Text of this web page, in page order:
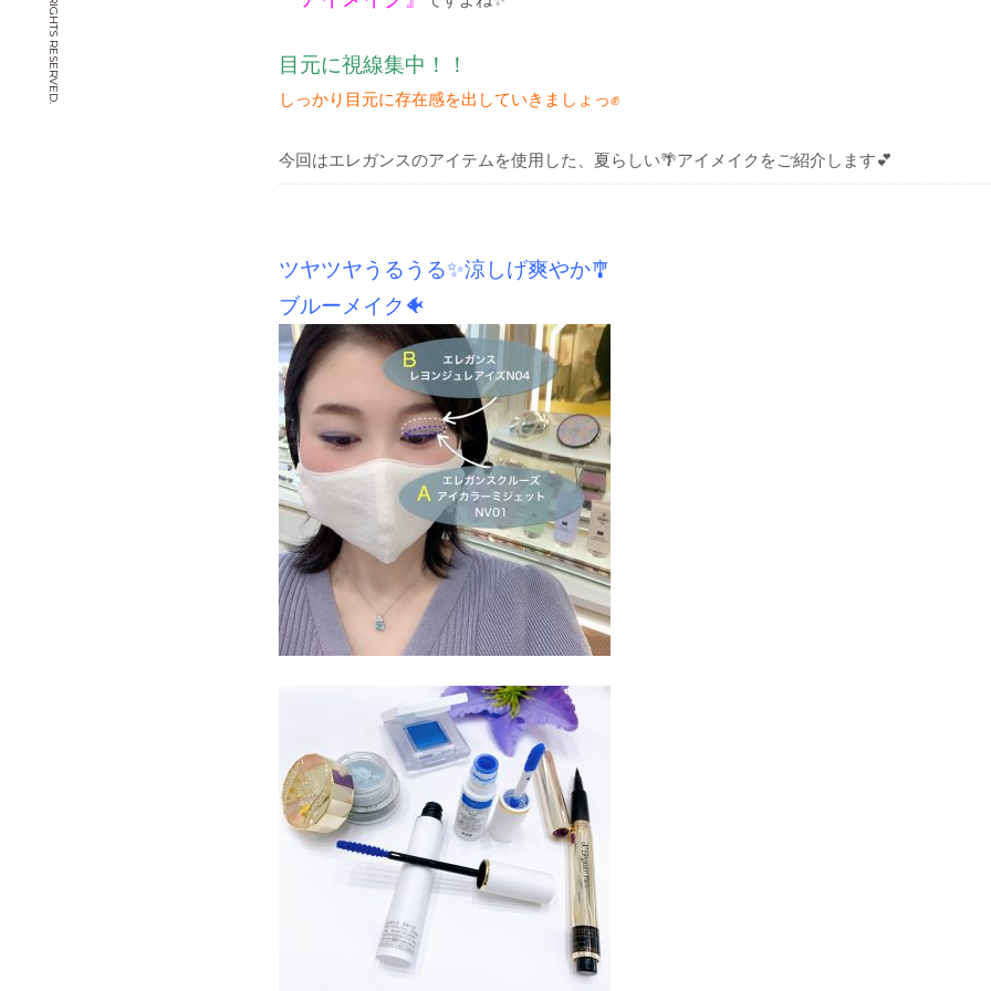
目元に視線集中！！
しっかり目元に存在感を出していきましょっ✊
今回はエレガンスのアイテムを使用した、 夏らしい🌴アイメイクをご紹介します💕
ツヤツヤうるうる✨涼しげ爽やか🎐
ブルーメイク🐠